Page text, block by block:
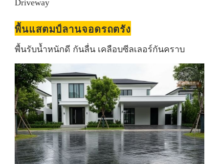
Driveway
พื้นแสตมป์ลานจอดรถตรัง
พื้นรับน้ำหนักดี กันลื่น เคลือบซีลเลอร์กันคราบ